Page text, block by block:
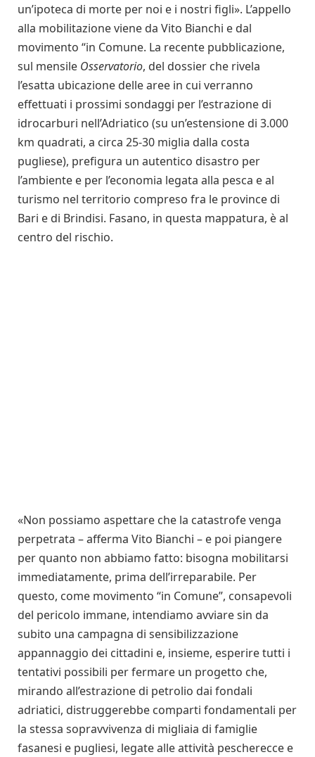
un’ipoteca di morte per noi e i nostri figli». L’appello
alla mobilitazione viene da Vito Bianchi e dal
movimento “in Comune. La recente pubblicazione,
sul mensile Osservatorio, del dossier che rivela
l’esatta ubicazione delle aree in cui verranno
effettuati i prossimi sondaggi per l’estrazione di
idrocarburi nell’Adriatico (su un’estensione di 3.000
km quadrati, a circa 25-30 miglia dalla costa
pugliese), prefigura un autentico disastro per
l’ambiente e per l’economia legata alla pesca e al
turismo nel territorio compreso fra le province di
Bari e di Brindisi. Fasano, in questa mappatura, è al
centro del rischio.
«Non possiamo aspettare che la catastrofe venga
perpetrata – afferma Vito Bianchi – e poi piangere
per quanto non abbiamo fatto: bisogna mobilitarsi
immediatamente, prima dell’irreparabile. Per
questo, come movimento “in Comune”, consapevoli
del pericolo immane, intendiamo avviare sin da
subito una campagna di sensibilizzazione
appannaggio dei cittadini e, insieme, esperire tutti i
tentativi possibili per fermare un progetto che,
mirando all’estrazione di petrolio dai fondali
adriatici, distruggerebbe comparti fondamentali per
la stessa sopravvivenza di migliaia di famiglie
fasanesi e pugliesi, legate alle attività pescherecce e